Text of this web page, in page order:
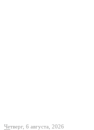
Четверг, 6 августа, 2026